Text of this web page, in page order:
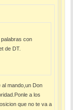
con
de DT.
al mando,un Don
a los
que no te va a